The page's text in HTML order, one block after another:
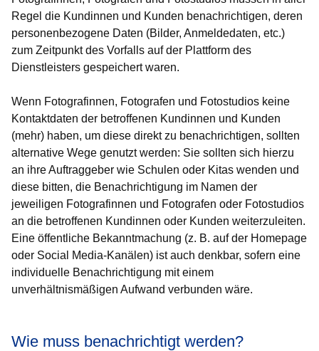
Regel die Kundinnen und Kunden benachrichtigen, deren
personenbezogene Daten (Bilder, Anmeldedaten, etc.)
zum Zeitpunkt des Vorfalls auf der Plattform des
Dienstleisters gespeichert waren.
Wenn Fotografinnen, Fotografen und Fotostudios keine
Kontaktdaten der betroffenen Kundinnen und Kunden
(mehr) haben, um diese direkt zu benachrichtigen, sollten
alternative Wege genutzt werden: Sie sollten sich hierzu
an ihre Auftraggeber wie Schulen oder Kitas wenden und
diese bitten, die Benachrichtigung im Namen der
jeweiligen Fotografinnen und Fotografen oder Fotostudios
an die betroffenen Kundinnen oder Kunden weiterzuleiten.
Eine öffentliche Bekanntmachung (z. B. auf der Homepage
oder Social Media-Kanälen) ist auch denkbar, sofern eine
individuelle Benachrichtigung mit einem
unverhältnismäßigen Aufwand verbunden wäre.
Wie muss benachrichtigt werden?